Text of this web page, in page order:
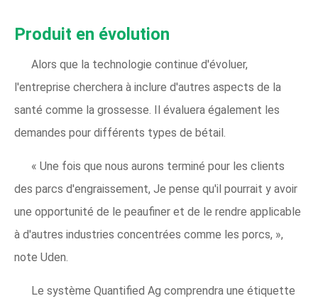
Produit en évolution
Alors que la technologie continue d'évoluer,
l'entreprise cherchera à inclure d'autres aspects de la
santé comme la grossesse. Il évaluera également les
demandes pour différents types de bétail.
« Une fois que nous aurons terminé pour les clients
des parcs d'engraissement, Je pense qu'il pourrait y avoir
une opportunité de le peaufiner et de le rendre applicable
à d'autres industries concentrées comme les porcs, »,
note Uden.
Le système Quantified Ag comprendra une étiquette